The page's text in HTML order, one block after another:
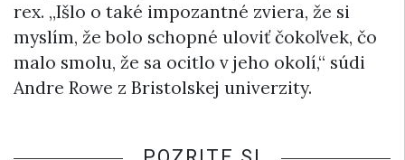
rex. „Išlo o také impozantné zviera, že si
myslím, že bolo schopné uloviť čokoľvek, čo
malo smolu, že sa ocitlo v jeho okolí,“ súdi
Andre Rowe z Bristolskej univerzity.